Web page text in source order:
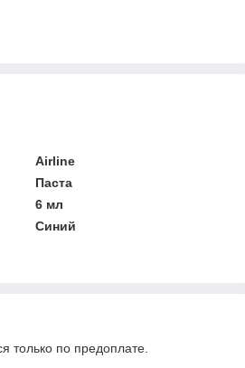
Airline
Паста
6 мл
Синий
только по предоплате.